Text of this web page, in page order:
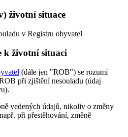
životní situace
v Registru obyvatel
k životní situaci
(dále jen "ROB") se rozumí
při zjištění nesouladu (údaj
vedených údajů, nikoliv o změny
při přestěhování, změně